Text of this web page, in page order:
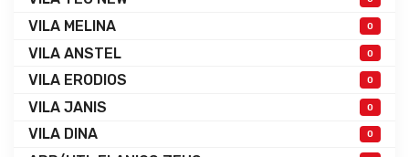
VILA MELINA 0
VILA ANSTEL 0
VILA ERODIOS 0
VILA JANIS 0
VILA DINA 0